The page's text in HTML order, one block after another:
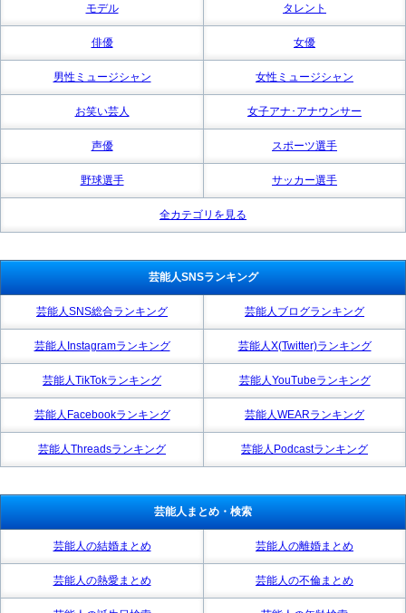
モデル タレント
俳優 女優
男性ミュージシャン 女性ミュージシャン
お笑い芸人 女子アナ･アナウンサー
声優 スポーツ選手
野球選手 サッカー選手
全カテゴリを見る
芸能人SNSランキング
芸能人SNS総合ランキング 芸能人ブログランキング
芸能人Instagramランキング 芸能人X(Twitter)ランキング
芸能人TikTokランキング 芸能人YouTubeランキング
芸能人Facebookランキング 芸能人WEARランキング
芸能人Threadsランキング 芸能人Podcastランキング
芸能人まとめ・検索
芸能人の結婚まとめ 芸能人の離婚まとめ
芸能人の熱愛まとめ 芸能人の不倫まとめ